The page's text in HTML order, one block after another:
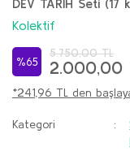
DEV TARİH Seti (17
Kolektif
%65
5.750,00 TL
2.000,00
*241,96 TL den
Kategori